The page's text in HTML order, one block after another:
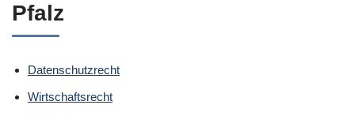
Pfalz
Datenschutzrecht
Wirtschaftsrecht